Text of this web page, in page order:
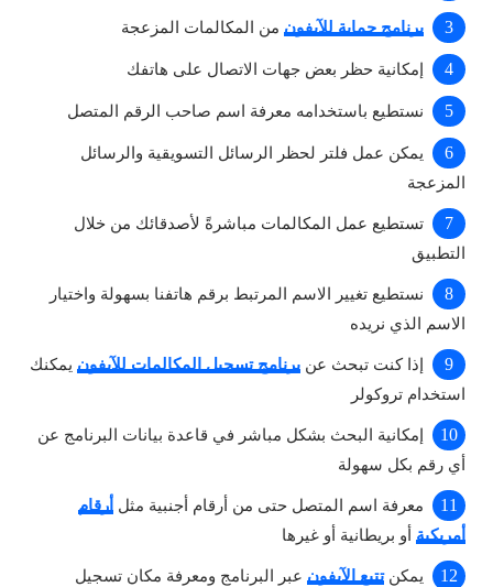
برنامج حماية للآيفون من المكالمات المزعجة
إمكانية حظر بعض جهات الاتصال على هاتفك
نستطيع باستخدامه معرفة اسم صاحب الرقم المتصل
يمكن عمل فلتر لحظر الرسائل التسويقية والرسائل
المزعجة
تستطيع عمل المكالمات مباشرةً لأصدقائك من خلال
التطبيق
نستطيع تغيير الاسم المرتبط برقم هاتفنا بسهولة واختيار
الاسم الذي نريده
إذا كنت تبحث عن برنامج تسجيل المكالمات للآيفون يمكنك
استخدام تروكولر
إمكانية البحث بشكل مباشر في قاعدة بيانات البرنامج عن
أي رقم بكل سهولة
معرفة اسم المتصل حتى من أرقام أجنبية مثل أرقام
أمريكية أو بريطانية أو غيرها
يمكنتتبع الآيفون عبر البرنامج ومعرفة مكان تسجيل